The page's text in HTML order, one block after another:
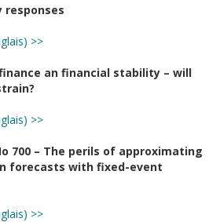
responses
>>
an financial stability – will
>>
700 – The perils of approximating
forecasts with fixed-event
>>